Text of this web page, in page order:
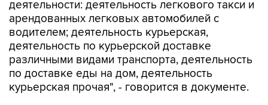
деятельности: деятельность легкового такси и
арендованных легковых автомобилей с
водителем; деятельность курьерская,
деятельность по курьерской доставке
различными видами транспорта, деятельность
по доставке еды на дом, деятельность
курьерская прочая", - говорится в документе.